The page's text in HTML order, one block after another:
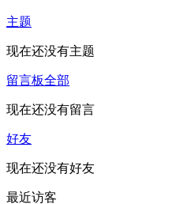
主题
现在还没有主题
留言板全部
现在还没有留言
好友
现在还没有好友
最近访客